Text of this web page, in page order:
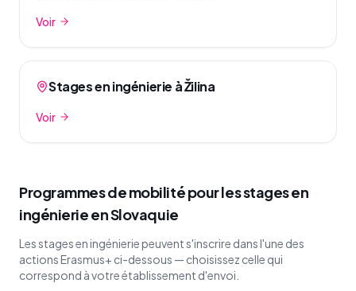
Voir
Stages en ingénierie à Žilina
Voir
Programmes de mobilité pour les stages en
ingénierie en Slovaquie
Les stages en ingénierie peuvent s'inscrire dans l'une des
actions Erasmus+ ci-dessous — choisissez celle qui
correspond à votre établissement d'envoi.